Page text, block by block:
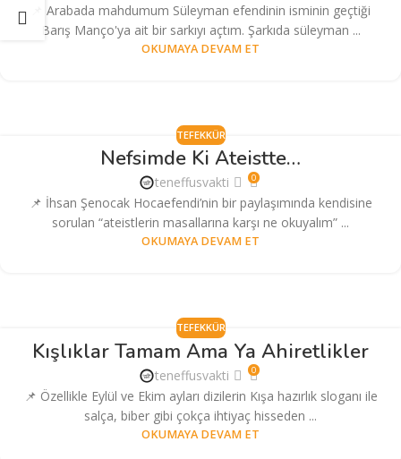
📌 Arabada mahdumum Süleyman efendinin isminin geçtiği
Barış Manço'ya ait bir sarkıyı açtım. Şarkıda süleyman ...
OKUMAYA DEVAM ET
TEFEKKÜR
Nefsimde Ki Ateistte…
teneffusvakti 0
📌 İhsan Şenocak Hocaefendi’nin bir paylaşımında kendisine
sorulan “ateistlerin masallarına karşı ne okuyalım” ...
OKUMAYA DEVAM ET
TEFEKKÜR
Kışlıklar Tamam Ama Ya Ahiretlikler
teneffusvakti 0
📌 Özellikle Eylül ve Ekim ayları dizilerin Kışa hazırlık sloganı ile
salça, biber gibi çokça ihtiyaç hisseden ...
OKUMAYA DEVAM ET